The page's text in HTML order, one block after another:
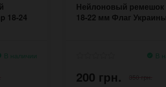
18-24
В наличии
Нейлоновый ремешок
18-22 мм Флаг Украины
В
200 грн. 350 грн.